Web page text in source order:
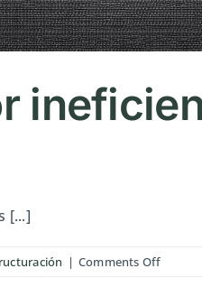
[...]
| Comments Offon